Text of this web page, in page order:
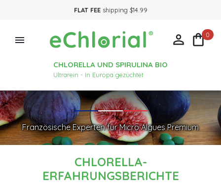
FLAT FEEshipping $14.99

CHLORELLA UND SPIRULINA BIO
Ultrarein - In Europa gezüchtet
 0
Französische Experten für Micro Algues Premium
CHLORELLA-
ERFAHRUNGSBERICHTE